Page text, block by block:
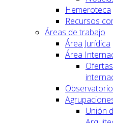
Hemeroteca
Recursos
Áreas de trabajo
Área Jurídica
Área
Unión